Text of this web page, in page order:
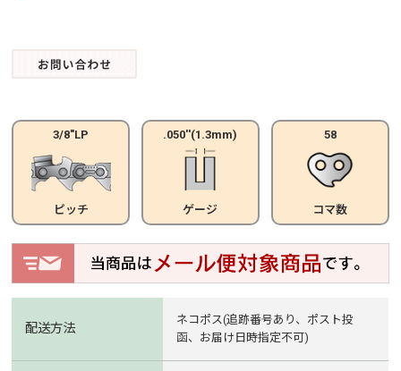
3/8"LP
ピッチ
.050''(1.3mm)
ゲージ
58
コマ数
配送方法
ネコポス(追跡番号あり、ポスト投
函、お届け日時指定不可)